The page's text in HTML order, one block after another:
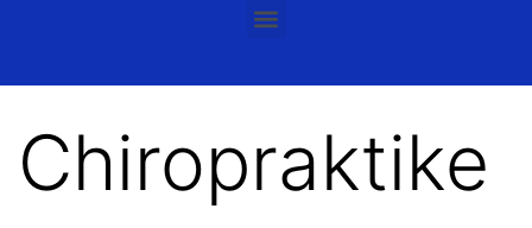
Chiropraktike